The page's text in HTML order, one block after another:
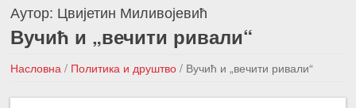
Аутор: Цвијетин Миливојевић
Вучић и „вечити ривали“
Насловна / Политика и друштво / Вучић и „вечити ривали“
←Претходна вест
Следећа вест →